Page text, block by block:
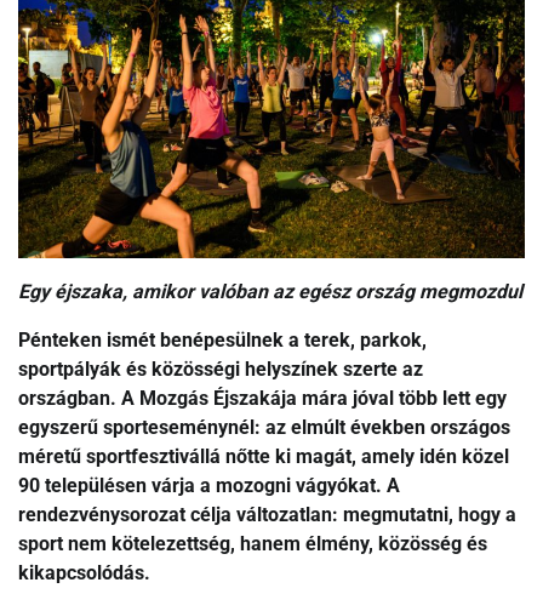
Egy éjszaka, amikor valóban az egész ország megmozdul
Pénteken ismét benépesülnek a terek, parkok,
sportpályák és közösségi helyszínek szerte az
országban. A Mozgás Éjszakája mára jóval több lett egy
egyszerű sporteseménynél: az elmúlt években országos
méretű sportfesztivállá nőtte ki magát, amely idén közel
90 településen várja a mozogni vágyókat. A
rendezvénysorozat célja változatlan: megmutatni, hogy a
sport nem kötelezettség, hanem élmény, közösség és
kikapcsolódás.